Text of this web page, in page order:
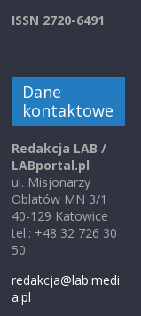
ISSN 2720-6491
Dane
kontaktowe
Redakcja LAB /
LABportal.pl
ul. Misjonarzy
Oblatów MN 3/1
40-129 Katowice
tel.: +48 32 726 30
50
redakcja@lab.medi
a.pl